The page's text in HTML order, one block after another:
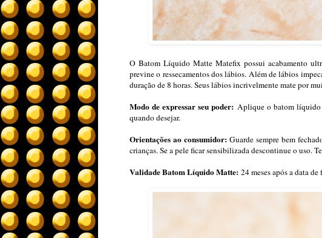
O Batom Líquido Matte Matefix possui acabamento
previne o ressecamentos dos lábios. Além de lábios
duração de 8 horas. Seus lábios incrivelmente mate por
Modo de expressar seu poder: Aplique o batom líquido
quando desejar.
Orientações ao consumidor:Guarde sempre bem
crianças. Se a pele ficar sensibilizada descontinue o uso.
Validade Batom Líquido Matte: 24 meses após a data